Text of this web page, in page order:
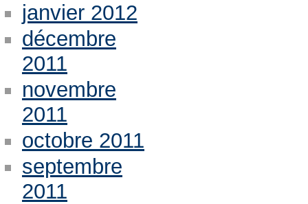
janvier 2012
décembre
2011
novembre
2011
octobre 2011
septembre
2011